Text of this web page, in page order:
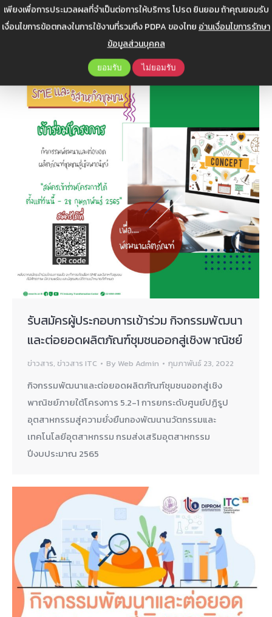
เพียงเพื่อการประมวลผลที่จำเป็นต่อการให้บริการ โปรด ยินยอม ถ้าคุณยอมรับ
เงื่อนไขการข้อตกลงในการใช้งานที่รวมถึง PDPA ของไทย อ่านเงื่อนไขการรักษา
ข้อมูลส่วนบุคคล
ยอมรับ ไม่ยอมรับ
ประชาสัมพันธ์ อุตสาหกรรมสาร ฉบับ ม.ค.-ก.พ. 2566
รับสมัครผู้ประกอบการเข้าร่วม กิจกรรมพัฒนา
และต่อยอดผลิตภัณฑ์ชุมชนออกสู่เชิงพาณิชย์
ข่าวสาร, ข่าวสาร ITC By Web Admin กุมภาพันธ์ 23, 2022
กิจกรรมพัฒนาและต่อยอดผลิตภัณฑ์ชุมชนออกสู่เชิง
พาณิชย์ภายใต้โครงการ 5.2-1 การยกระดับศูนย์ปฏิรูป
อุตสาหกรรมสู่ความยั่งยืนกองพัฒนานวัตกรรมและ
เทคโนโลยีอุตสาหกรรม กรมส่งเสริมอุตสาหกรรม
ปีงบประมาณ 2565